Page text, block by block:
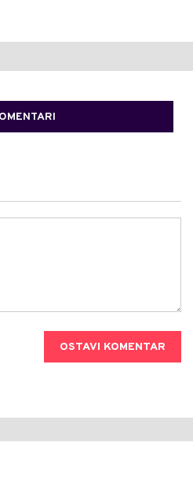
OSTAVI KOMENTAR